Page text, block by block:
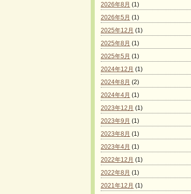
2026年8月 (1)
2026年5月 (1)
2025年12月 (1)
2025年8月 (1)
2025年5月 (1)
2024年12月 (1)
2024年8月 (2)
2024年4月 (1)
2023年12月 (1)
2023年9月 (1)
2023年8月 (1)
2023年4月 (1)
2022年12月 (1)
2022年8月 (1)
2021年12月 (1)